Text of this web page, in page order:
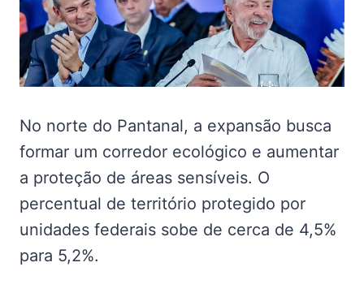
No norte do Pantanal, a expansão busca
formar um corredor ecológico e aumentar
a proteção de áreas sensíveis. O
percentual de território protegido por
unidades federais sobe de cerca de 4,5%
para 5,2%.